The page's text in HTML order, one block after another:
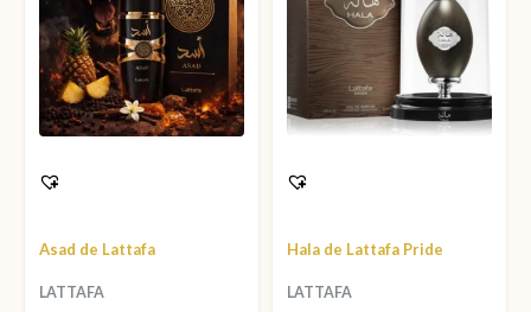
Asad de Lattafa
LATTAFA
Hala de Lattafa Pride
LATTAFA